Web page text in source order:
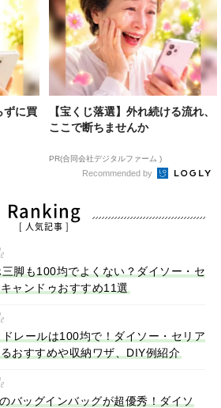
ずに買
【宝くじ落選】外れ続ける流れ、
ここで断ちませんか
PR(合同会社デジタルファーム )
Recommended by
Ranking
[ 人気記事 ]
三脚も100均でよくない？ダイソー・セ
ャンドゥおすすめ11選
ドレールは100均で！ダイソー・セリア
おすすめや収納ワザ、DIY例紹介
バッグインバッグが超優秀！ダイソ